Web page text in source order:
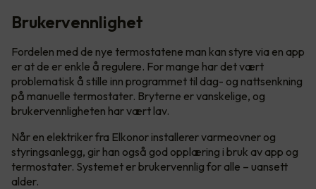
Brukervennlighet
Fordelen med de nye termostatene man kan styre via en app
er at de er enkle å regulere. For mange har det vært
problematisk å stille inn programmet til dag- og nattsenkning
på manuelle termostater. Bryterne er vanskelige, og
brukervennligheten har vært lav.
Når en elektriker fra Elkonor installerer varmeovner og
styringsanlegg, gir han også god opplæring i bruk av app og
termostater. Systemet er brukervennlig for alle – uansett
alder.